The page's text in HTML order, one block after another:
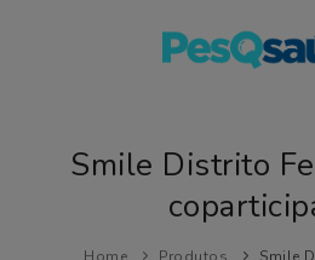
PLANOS DE SAÚDE
LABORATÓRIOS
Smile Distrito